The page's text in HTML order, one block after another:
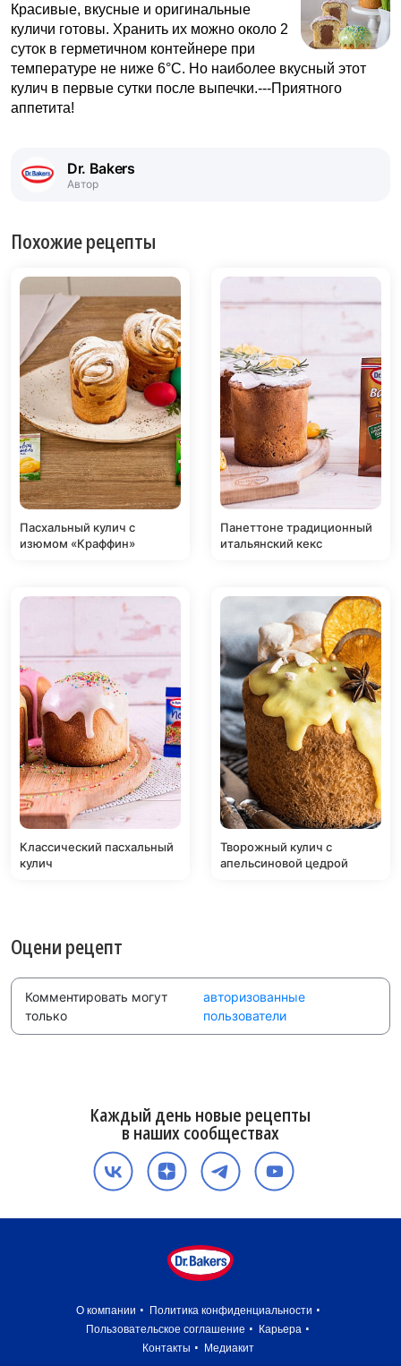
Красивые, вкусные и оригинальные
куличи готовы. Хранить их можно около 2
суток в герметичном контейнере при
температуре не ниже 6°С. Но наиболее вкусный этот
кулич в первые сутки после выпечки.---Приятного
аппетита!
Dr. Bakers
Автор
Похожие рецепты
Пасхальный кулич с
изюмом «Краффин»
Панеттоне традиционный
итальянский кекс
Классический пасхальный
кулич
Творожный кулич с
апельсиновой цедрой
Оцени рецепт
Комментировать могут
только
авторизованные
пользователи
Каждый день новые рецепты
в наших сообществах
О компании
Политика конфиденциальности
Пользовательское соглашение
Карьера
Контакты
Медиакит